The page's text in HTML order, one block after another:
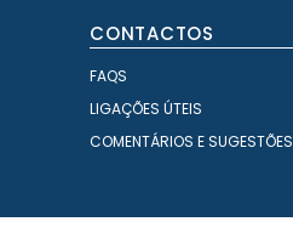
CONTACTOS
FAQS
LIGAÇÕES ÚTEIS
COMENTÁRIOS E SUGESTÕES